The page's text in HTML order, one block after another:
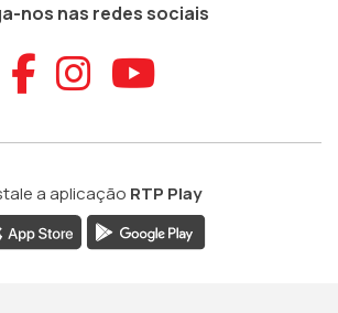
nos nas redes sociais
Aceder ao
Aceder ao
Aceder
a aplicação RTP Play